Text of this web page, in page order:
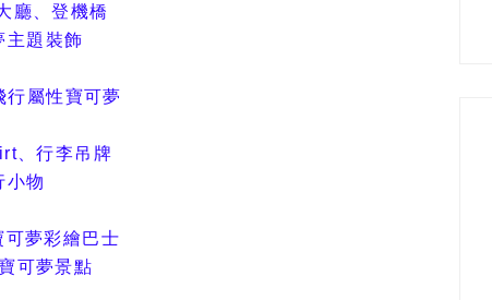
廳、登機橋
主題裝飾
行屬性寶可夢
、行李吊牌
小物
可夢彩繪巴士
可夢景點